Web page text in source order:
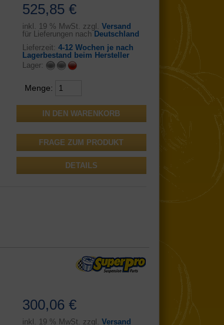
525,85 €
inkl. 19 % MwSt. zzgl. Versand
für Lieferungen nach Deutschland
Lieferzeit: 4-12 Wochen je nach
Lagerbestand beim Hersteller
Lager:
Menge:
FRAGE ZUM PRODUKT
DETAILS
300,06 €
inkl. 19 % MwSt. zzgl. Versand